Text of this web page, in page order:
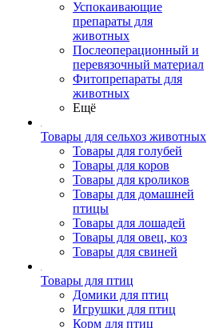
Успокаивающие
препараты для
животных
Послеоперационный и
перевязочный материал
Фитопрепараты для
животных
Ещё
Товары для сельхоз животных
Товары для голубей
Товары для коров
Товары для кроликов
Товары для домашней
птицы
Товары для лошадей
Товары для овец, коз
Товары для свиней
Товары для птиц
Домики для птиц
Игрушки для птиц
Корм для птиц